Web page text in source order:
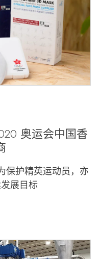
奥运会中国香
保护精英运动员，亦
展目标